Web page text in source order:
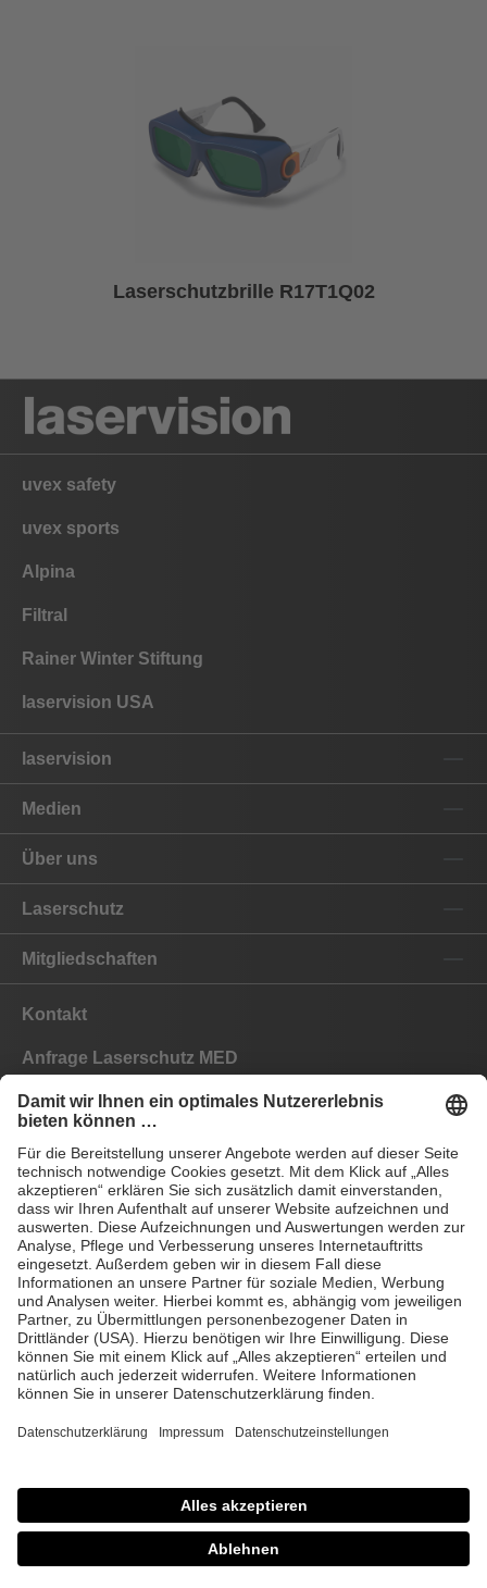
Laserschutzbrille R17T1Q02
uvex safety
uvex sports
Alpina
Filtral
Rainer Winter Stiftung
laservision USA
laservision
Medien
Über uns
Laserschutz
Mitgliedschaften
Kontakt
Anfrage Laserschutz MED
Anfrage Laserschutz IND
EYEPRO Schutzstufenrechner
Gebrauchsanleitungen
Häufige Fragen
CE